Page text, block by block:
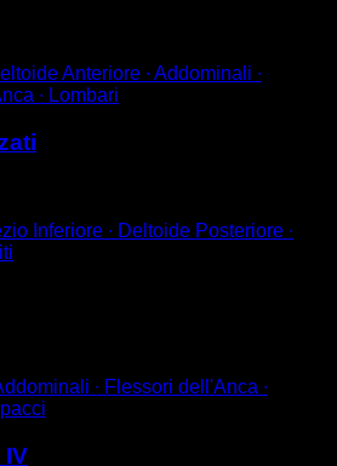
Anteriore ∙ Addominali ∙
∙ Lombari
Inferiore ∙ Deltoide Posteriore ∙
∙ Flessori dell'Anca ∙
IV